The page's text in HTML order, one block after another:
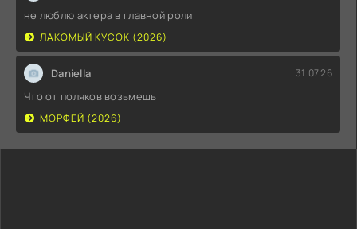
не люблю актера в главной роли
ЛАКОМЫЙ КУСОК (2026)
Daniella 31.07.26
Что от поляков возьмешь
МОРФЕЙ (2026)